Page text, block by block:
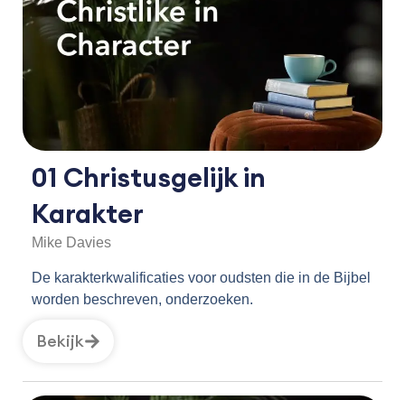
15 With Great Power Comes Great
Responsibility
01 Christusgelijk in
Karakter
Mike Davies
De karakterkwalificaties voor oudsten die in de Bijbel
worden beschreven, onderzoeken.
Bekijk